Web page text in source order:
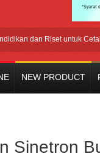
dan Riset untuk Cetak
NEW PRODUCT
Sinetron